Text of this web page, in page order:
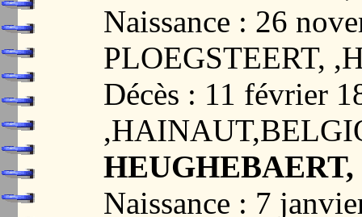
Naissance : 26
PLOEGSTEERT,
Décès : 11 février
Naissance : 7